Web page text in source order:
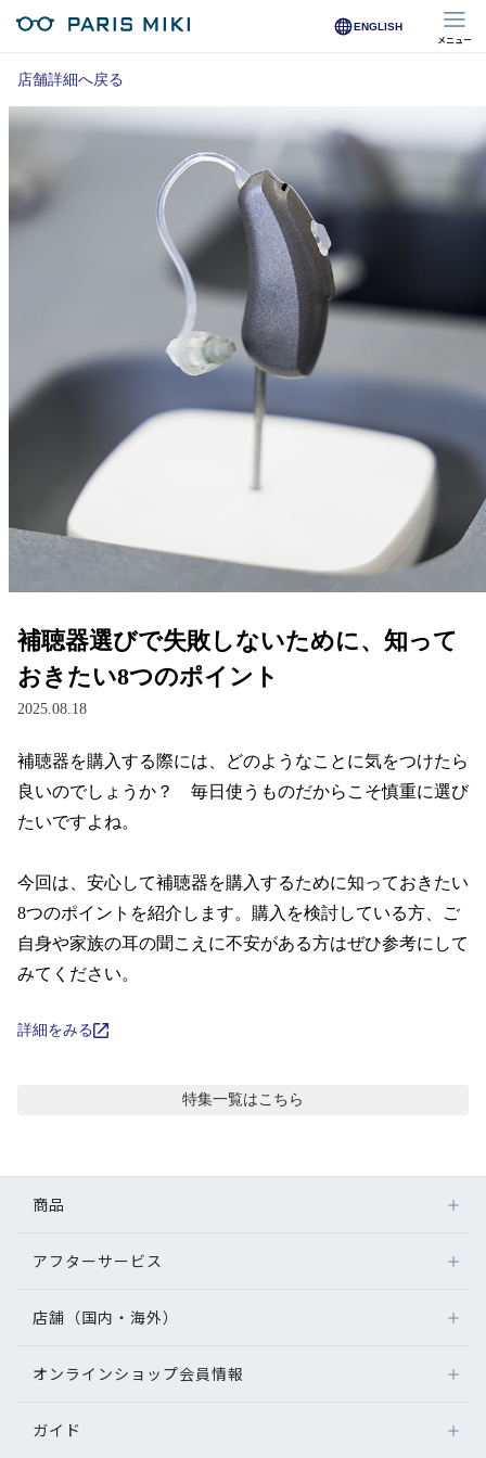
ENGLISH
メニュー
マイページ
Opera Club会員
オンラインショップ会員
※オンラインで会員登録された方
店舗検索/来店予約
商品を探す
レンズ
サングラス
補聴器
グッズ・小物
ブランド一覧
コンテンツを探す
スタッフコンテンツ
スタッフコンテンツ一覧
目のまめちしき
店舗詳細へ戻る
補聴器選びで失敗しないために、知って
おきたい8つのポイント
2025.08.18
補聴器を購入する際には、どのようなことに気をつけたら
良いのでしょうか？　毎日使うものだからこそ慎重に選び
たいですよね。
今回は、安心して補聴器を購入するために知っておきたい
8つのポイントを紹介します。購入を検討している方、ご
自身や家族の耳の聞こえに不安がある方はぜひ参考にして
みてください。
詳細をみる
特集一覧はこちら
商品
メガネ
サングラス
補聴器
グッズ・小物
アフターサービス
アフターサービス
メガネの不具合、修理について
補聴器に関するアフターサービス
店舗（国内・海外）
店舗検索
オンラインショップ会員情報
ログイン
ガイド